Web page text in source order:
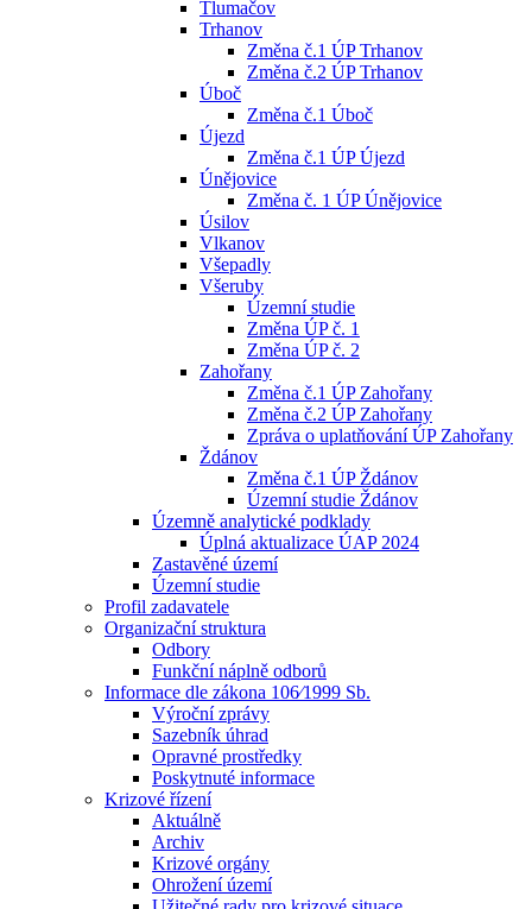
Tlumačov
Trhanov
Změna č.1 ÚP Trhanov
Změna č.2 ÚP Trhanov
Úboč
Změna č.1 Úboč
Újezd
Změna č.1 ÚP Újezd
Únějovice
Změna č. 1 ÚP Únějovice
Úsilov
Vlkanov
Všepadly
Všeruby
Územní studie
Změna ÚP č. 1
Změna ÚP č. 2
Zahořany
Změna č.1 ÚP Zahořany
Změna č.2 ÚP Zahořany
Zpráva o uplatňování ÚP Zahořany
Ždánov
Změna č.1 ÚP Ždánov
Územní studie Ždánov
Územně analytické podklady
Úplná aktualizace ÚAP 2024
Zastavěné území
Územní studie
Profil zadavatele
Organizační struktura
Odbory
Funkční náplně odborů
Informace dle zákona 106⁄1999 Sb.
Výroční zprávy
Sazebník úhrad
Opravné prostředky
Poskytnuté informace
Krizové řízení
Aktuálně
Archiv
Krizové orgány
Ohrožení území